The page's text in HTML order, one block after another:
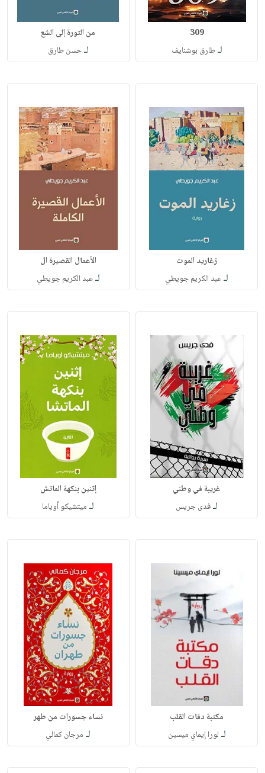
309
لـطارق بوشنايف
من الثورة إلى الشع
لـحسن طارق
زغاريد الموت
لـعبد الكريم جويطي
الأعمال القصيرة ال
لـعبد الكريم جويطي
غريبة في وطني
لـفدى جريس
إثنين بنكهة الماتش
لـ ميتشيكو أوياما
مكتبة دقات القلب
لـ لورا إيماي ميسين
نساء جسورات من طهر
لـ مرجان كمالي